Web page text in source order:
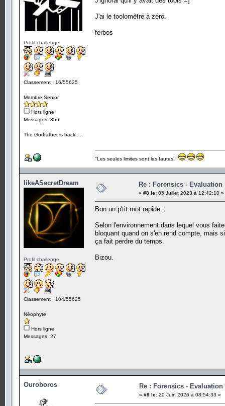
Profil challenge
Classement : 16/55625
Membre Senior
Hors ligne
Messages: 356
The Godfather is back....
J'ai le toolomètre à zéro.
ferbos
"Les seules limites sont les fautes."
likeASecretDream
Profil challenge
Classement : 104/55625
Néophyte
Hors ligne
Messages: 27
Re : Forensics - Evaluation
« #8 le: 05 Juillet 2023 à 12:42:10 »
Bon un p'tit mot rapide :
Selon l'environnement dans lequel vous
bloquant quand on s'en rend compte, mais
ça fait perdre du temps.
Bizou.
Ouroboros Re : Forensics - Evaluation
« #9 le: 20 Juin 2026 à 08:54:33 »